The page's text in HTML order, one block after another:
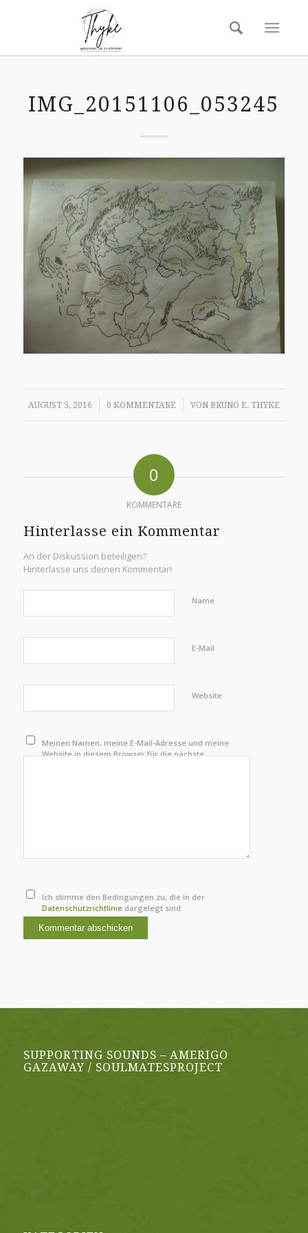
IMG_20151106_053245
AUGUST 5, 2016
/ 0 KOMMENTARE
/ VON BRUNO E. THYKE
0
KOMMENTARE
Hinterlasse ein Kommentar
An der Diskussion beteiligen?
Hinterlasse uns deinen Kommentar!
Name
E-Mail
Website
Meinen Namen, meine E-Mail-Adresse und meine
Website in diesem Browser für die nächste
Ich stimme den Bedingungen zu, die in der
Datenschutzrichtlinie dargelegt sind
SUPPORTING SOUNDS – AMERIGO
GAZAWAY / SOULMATESPROJECT